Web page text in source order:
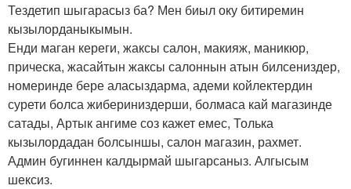
Тездетип шыгарасыз ба? Мен биыл оку битиремин
кызылорданыкымын.
Енди маган кереги, жаксы салон, макияж, маникюр,
прическа, жасайтын жаксы салоннын атын билсениздер,
номеринде бере аласыздарма, адеми койлектердин
сурети болса жибериниздерши, болмаса кай магазинде
сатады, Артык ангиме соз кажет емес, Толька
кызылордадан болсыншы, салон магазин, рахмет.
Админ бугиннен калдырмай шыгарсаныз. Алгысым
шексиз.